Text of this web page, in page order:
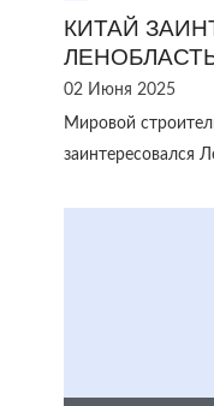
КИТАЙ
02 Июня 2025
Мировой
заинтересовался